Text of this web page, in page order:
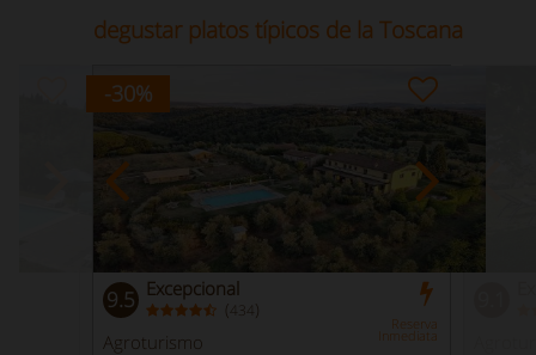
degustar platos típicos de la Toscana
-30%
9.5 Excepcional
( 434 )
Reserva
Inmediata
Agroturismo